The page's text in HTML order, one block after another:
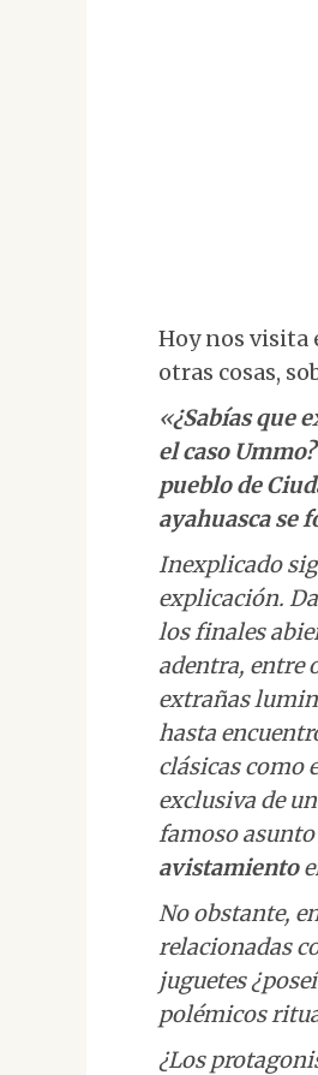
Hoy nos visita
otras cosas,
«¿Sabías que
el caso
pueblo de
ayahuasca se
Inexplicado
explicación.
los finales
adentra, entre
extrañas
hasta
clásicas como
exclusiva de
famoso
avistamiento
No obstante,
relacionadas
juguetes
polémicos
¿Los